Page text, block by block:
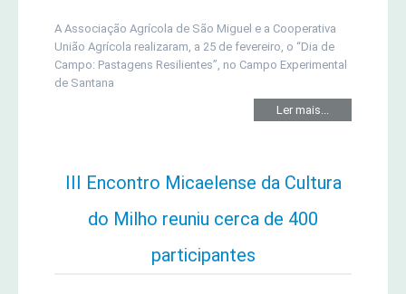
A Associação Agrícola de São Miguel e a Cooperativa
União Agrícola realizaram, a 25 de fevereiro, o “Dia de
Campo: Pastagens Resilientes”, no Campo Experimental
de Santana
Ler mais...
III Encontro Micaelense da Cultura
do Milho reuniu cerca de 400
participantes